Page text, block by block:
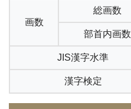
画数
総画数
部首内画数
JIS漢字水準
漢字検定